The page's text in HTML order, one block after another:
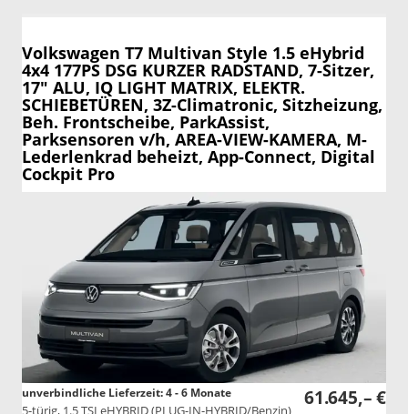
Volkswagen T7 Multivan Style 1.5 eHybrid
4x4 177PS DSG KURZER RADSTAND, 7-Sitzer,
17" ALU, IQ LIGHT MATRIX, ELEKTR.
SCHIEBETÜREN, 3Z-Climatronic, Sitzheizung,
Beh. Frontscheibe, ParkAssist,
Parksensoren v/h, AREA-VIEW-KAMERA, M-
Lederlenkrad beheizt, App-Connect, Digital
Cockpit Pro
61.645,– €
unverbindliche Lieferzeit: 4 - 6 Monate
5-türig, 1.5 TSI eHYBRID (PLUG-IN-HYBRID/Benzin)